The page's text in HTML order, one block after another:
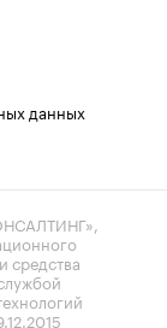
данных
средства